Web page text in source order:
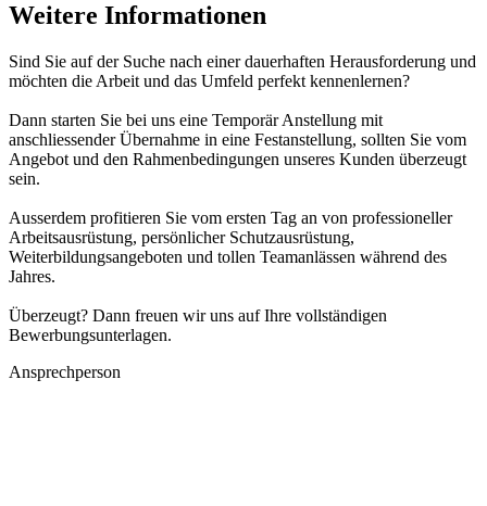
Weitere Informationen
Sind Sie auf der Suche nach einer dauerhaften Herausforderung und
möchten die Arbeit und das Umfeld perfekt kennenlernen?
Dann starten Sie bei uns eine Temporär Anstellung mit
anschliessender Übernahme in eine Festanstellung, sollten Sie vom
Angebot und den Rahmenbedingungen unseres Kunden überzeugt
sein.
Ausserdem profitieren Sie vom ersten Tag an von professioneller
Arbeitsausrüstung, persönlicher Schutzausrüstung,
Weiterbildungsangeboten und tollen Teamanlässen während des
Jahres.
Überzeugt? Dann freuen wir uns auf Ihre vollständigen
Bewerbungsunterlagen.
Ansprechperson